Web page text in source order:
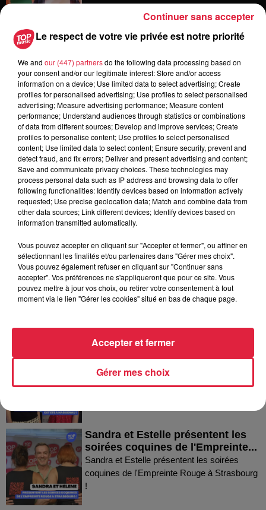
12h23
pape à Metz en septembre
5 août 2026
Europa-Park : des précisons sur
l’après Euro-Mir
Thierry du Domaine Wunsch et
Mann à Wettolsheim !
Thierry du Domaine Wunsch et Mann à
Fanny nous présente le festival Festimania !
Sandra et Estelle présentent les
soirées coquines de l'Empreinte...
Sandra et Estelle présentent les soirées
coquines de l'Empreinte Rouge à Strasbourg
!
Le respect de votre vie privée est notre priorité
We and our (447) partnersdo the following data processing based on
your consent and/or our legitimate interest: Store and/or access
information on a device; Use limited data to select advertising; Create
profiles for personalised advertising; Use profiles to select personalised
advertising; Measure advertising performance; Measure content
performance; Understand audiences through statistics or combinations
of data from different sources; Develop and improve services; Create
profiles to personalise content; Use profiles to select personalised
content; Use limited data to select content; Ensure security, prevent and
detect fraud, and fix errors; Deliver and present advertising and content;
Save and communicate privacy choices. These technologies may
process personal data such as IP address and browsing data to offer
following functionalities: Identify devices based on information actively
requested; Use precise geolocation data; Match and combine data from
other data sources; Link different devices; Identify devices based on
information transmitted automatically.
Vous pouvez accepter en cliquant sur "Accepter et fermer", ou affiner en
sélectionnant les finalités et/ou partenaires dans "Gérer mes choix".
Vous pouvez également refuser en cliquant sur "Continuer sans
accepter". Vos préférences ne s'appliqueront que pour ce site. Vous
pouvez mettre à jour vos choix, ou retirer votre consentement à tout
moment via le lien "Gérer les cookies" situé en bas de chaque page.
Gérer mes choix
Accepter et fermer
Continuer sans accepter